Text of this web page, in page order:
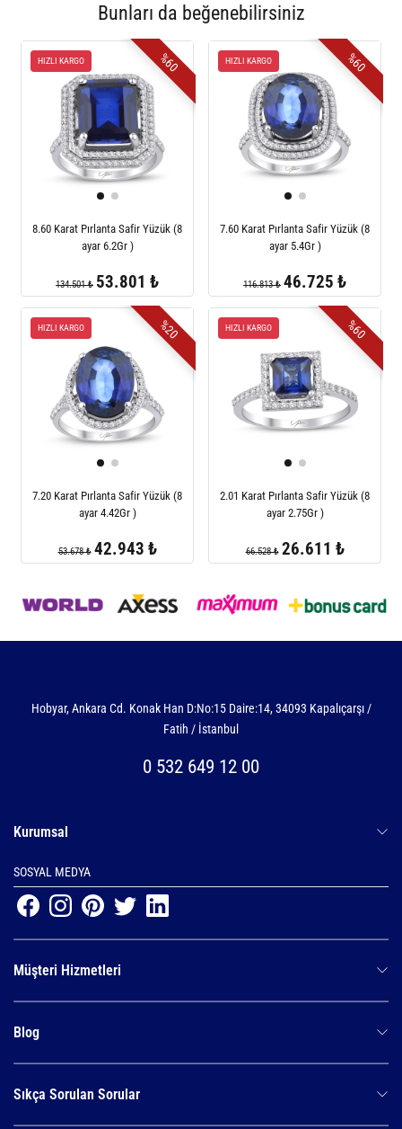
Bunları da beğenebilirsiniz
HIZLI KARGO %60
8.60 Karat Pırlanta Safir Yüzük (8
ayar 6.2Gr )
134.501 ₺ 53.801 ₺
HIZLI KARGO %60
7.60 Karat Pırlanta Safir Yüzük (8
ayar 5.4Gr )
116.813 ₺ 46.725 ₺
HIZLI KARGO %20
7.20 Karat Pırlanta Safir Yüzük (8
ayar 4.42Gr )
53.678 ₺ 42.943 ₺
HIZLI KARGO %60
2.01 Karat Pırlanta Safir Yüzük (8
ayar 2.75Gr )
66.528 ₺ 26.611 ₺
Hobyar, Ankara Cd. Konak Han D:No:15 Daire:14, 34093 Kapalıçarşı /
Fatih / İstanbul
0 532 649 12 00
Kurumsal
SOSYAL MEDYA
Müşteri Hizmetleri
Blog
Sıkça Sorulan Sorular